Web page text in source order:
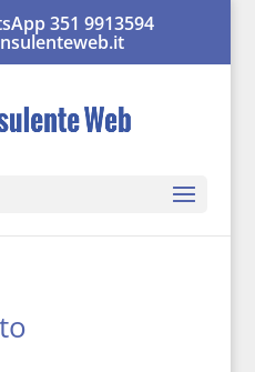
351 9913594